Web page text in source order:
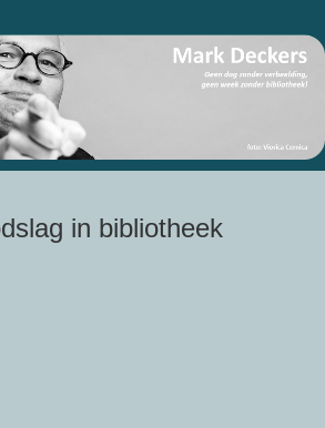
in bibliotheek